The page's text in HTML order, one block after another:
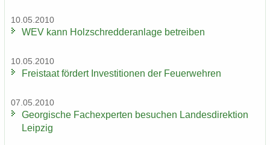
10.05.2010
WEV kann Holz­schred­de­r­an­la­ge be­trei­ben
10.05.2010
Frei­staat för­dert In­ves­ti­tio­nen der Feu­er­weh­ren
07.05.2010
Ge­or­gi­sche Fach­ex­per­ten be­su­chen Lan­des­di­rek­ti­on
Leip­zig